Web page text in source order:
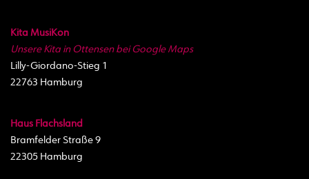
Kita MusiKon
Unsere Kita in Ottensen bei Google Maps
Lilly-Giordano-Stieg 1
22763 Hamburg
Haus Flachsland
Bramfelder Straße 9
22305 Hamburg